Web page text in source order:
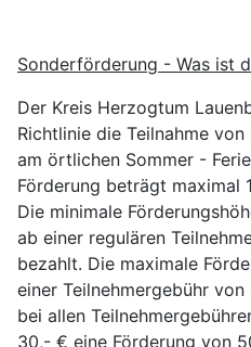
Sonderförderung - Was ist
Der Kreis Herzogtum
Richtlinie die Teilnahme
am örtlichen Sommer -
Förderung beträgt maximal
Die minimale
ab einer regulären
bezahlt. Die maximale
einer Teilnehmergebühr
bei allen
30,- € eine Förderung von